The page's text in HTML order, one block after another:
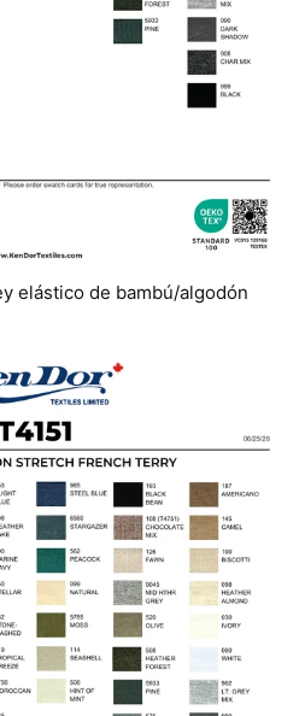
elástico de bambú/algodón